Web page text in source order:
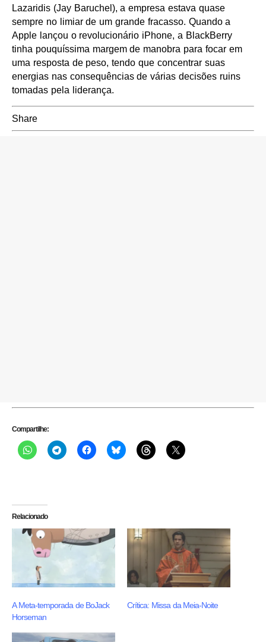
Lazaridis (Jay Baruchel), a empresa estava quase
sempre no limiar de um grande fracasso. Quando a
Apple lançou o revolucionário iPhone, a BlackBerry
tinha pouquíssima margem de manobra para focar em
uma resposta de peso, tendo que concentrar suas
energias nas consequências de várias decisões ruins
tomadas pela liderança.
Share
Compartilhe:
Relacionado
A Meta-temporada de BoJack
Horseman
Crítica: Missa da Meia-Noite